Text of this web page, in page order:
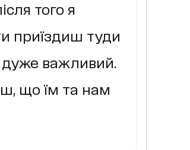
того я
приїздиш туди
важливий.
що їм та нам